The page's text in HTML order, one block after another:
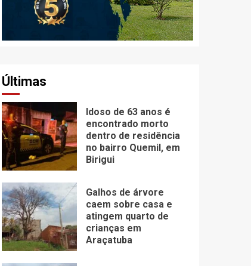
Últimas
Idoso de 63 anos é
encontrado morto
dentro de residência
no bairro Quemil, em
Birigui
Galhos de árvore
caem sobre casa e
atingem quarto de
crianças em
Araçatuba